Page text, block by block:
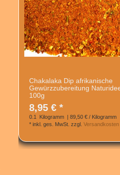
Chakalaka Dip afrikanische
Gewürzzubereitung
100g
8,95 € *
0.1 Kilogramm | 89,50 € / Kilogramm
* inkl. ges. MwSt. zzgl. Versandkosten